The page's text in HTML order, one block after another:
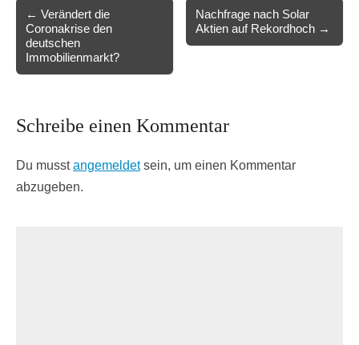
Post
navigation
← Verändert die
Coronakrise den
deutschen
Immobilienmarkt?
Nachfrage nach Solar
Aktien auf Rekordhoch →
Schreibe einen Kommentar
Du musstangemeldetsein, um einen Kommentar
abzugeben.